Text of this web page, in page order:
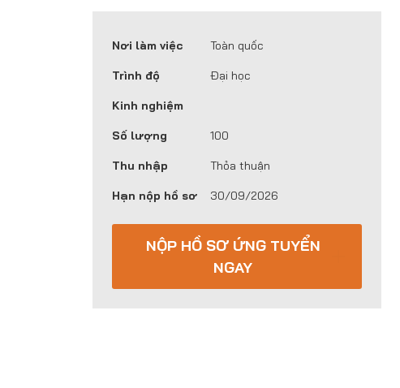
Nơi làm việc Toàn quốc
Trình độ Đại học
Kinh nghiệm
Số lượng 100
Thu nhập Thỏa thuận
Hạn nộp hồ sơ 30/09/2026
NỘP HỒ SƠ ỨNG TUYỂN
NGAY